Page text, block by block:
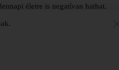
életre is negatívan hathat.